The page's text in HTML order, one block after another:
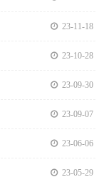
| 23-11-18
| 23-10-28
| 23-09-30
| 23-09-07
| 23-06-06
| 23-05-29